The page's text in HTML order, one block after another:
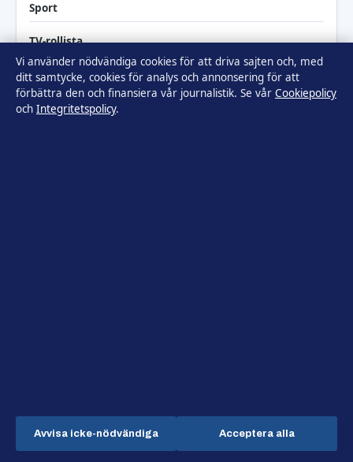
Sport
TV-rollista
Allmänt:
Vi använder nödvändiga cookies för att driva sajten och, med
ditt samtycke, cookies för analys och annonsering för att
förbättra den och finansiera vår journalistik. Se vår Cookiepolicy
och Integritetspolicy.
Avvisa icke-nödvändiga Acceptera alla